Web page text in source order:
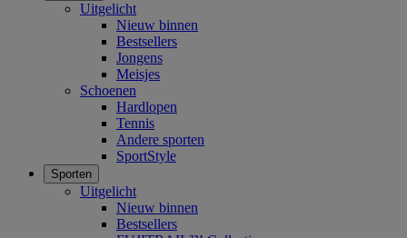
Uitgelicht
Nieuw binnen
Bestsellers
Jongens
Meisjes
Schoenen
Hardlopen
Tennis
Andere sporten
SportStyle
Sporten
Uitgelicht
Nieuw binnen
Bestsellers